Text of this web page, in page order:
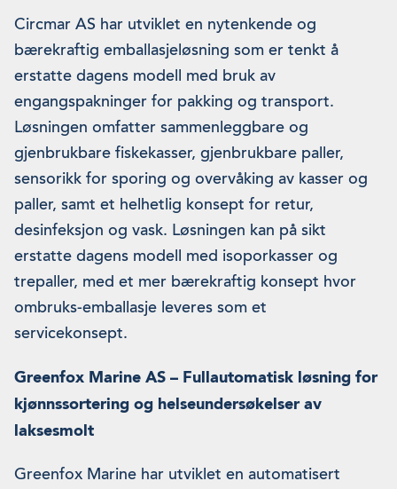
Circmar AS har utviklet en nytenkende og
bærekraftig emballasjeløsning som er tenkt å
erstatte dagens modell med bruk av
engangspakninger for pakking og transport.
Løsningen omfatter sammenleggbare og
gjenbrukbare fiskekasser, gjenbrukbare paller,
sensorikk for sporing og overvåking av kasser og
paller, samt et helhetlig konsept for retur,
desinfeksjon og vask. Løsningen kan på sikt
erstatte dagens modell med isoporkasser og
trepaller, med et mer bærekraftig konsept hvor
ombruks-emballasje leveres som et
servicekonsept.
Greenfox Marine AS – Fullautomatisk løsning for
kjønnssortering og helseundersøkelser av
laksesmolt
Greenfox Marine har utviklet en automatisert